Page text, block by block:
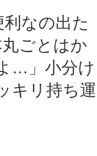
なの出た
ごとはか
…」小分け
キリ持ち運